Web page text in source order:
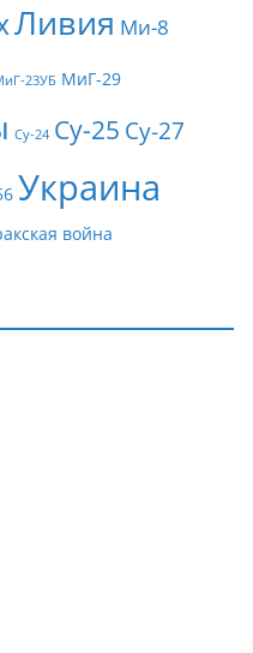
Ливия Ми-8
23УБ МиГ-29
Су-24 Су-25 Су-27
Украина
война